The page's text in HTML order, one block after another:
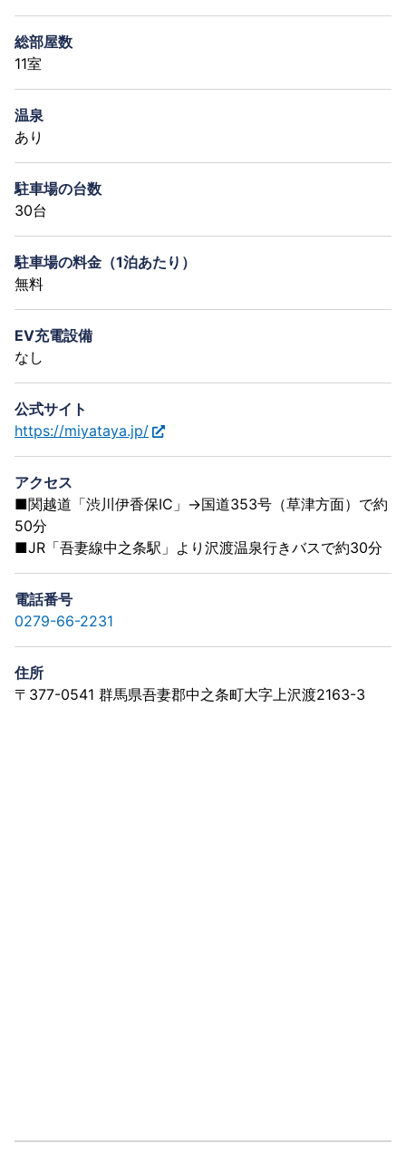
総部屋数
11室
温泉
あり
駐車場の台数
30台
駐車場の料金（1泊あたり）
無料
EV充電設備
なし
公式サイト
https://miyataya.jp/
アクセス
■関越道「渋川伊香保IC」→国道353号（草津方面）で約
50分
■JR「吾妻線中之条駅」より沢渡温泉行きバスで約30分
電話番号
0279-66-2231
住所
〒377-0541 群馬県吾妻郡中之条町大字上沢渡2163-3